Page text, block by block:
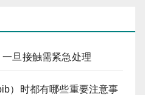
旦接触需紧急处理
）时都有哪些重要注意事